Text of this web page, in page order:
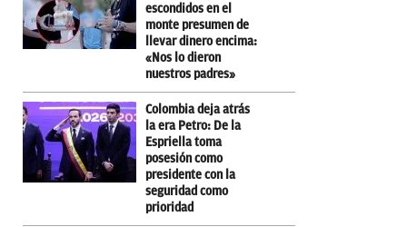
escondidos en el
monte presumen de
llevar dinero encima:
«Nos lo dieron
nuestros padres»
Colombia deja atrás
la era Petro: De la
Espriella toma
posesión como
presidente con la
seguridad como
prioridad